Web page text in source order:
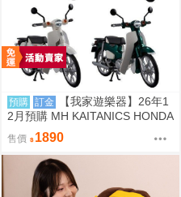
預購 訂金
【我家遊樂器】26年1
2月預購 MH KAITANICS HONDA
Super Cub 110 4款可選
售價 1890